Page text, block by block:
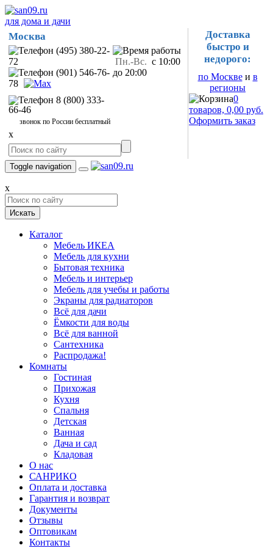
для дома и дачи
Москва
(495) 380-22-
72
(901) 546-76-
78
8 (800) 333-
66-46
звонок по России бесплатный
Пн.-Вс. с 10:00
до 20:00
x
Доставка
быстро и
недорого:
по Москвеи в
регионы
0
товаров, 0,00 руб.
Оформить заказ
Toggle navigation
x
Искать
Каталог
Мебель ИКЕА
Мебель для кухни
Бытовая техника
Мебель и интерьер
Мебель для учебы и работы
Экраны для радиаторов
Всё для дачи
Ёмкости для воды
Всё для ванной
Сантехника
Распродажа!
Комнаты
Гостиная
Прихожая
Кухня
Спальня
Детская
Ванная
Дача и сад
Кладовая
О нас
САНРИКО
Оплата и доставка
Гарантия и возврат
Документы
Отзывы
Оптовикам
Контакты